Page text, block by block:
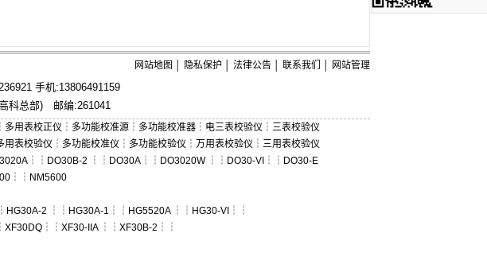
网站地图 隐私保护 法律公告 联系我们 网站管理
手机:13806491159
科总部) 邮编:261041
┆ 多用表校正仪 ┆ 多功能校准源 ┆ 多功能校准器 ┆ 电三表校验仪 ┆ 三表校验仪
用表校验仪 ┆ 多功能校准仪 ┆ 多功能校验仪 ┆ 万用表校验仪 ┆ 三用表校验仪
┆┆ DO30B-2 ┆┆ DO30A ┆┆ DO3020W┆┆ DO30-VI ┆┆ DO30-E
┆┆ NM5600
HG30A-2 ┆┆ HG30A-1 ┆┆ HG5520A┆┆ HG30-VI ┆┆
XF30DQ ┆┆ XF30-IIA┆┆ XF30B-2 ┆┆